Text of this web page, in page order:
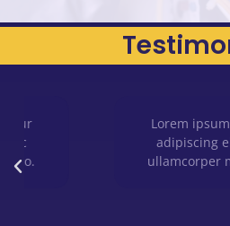
Lorem ipsum dolor sit
adipiscing elit. Ut elit
ullamcorper mattis,